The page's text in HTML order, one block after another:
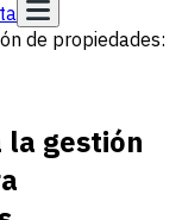
de propiedades:
la gestión